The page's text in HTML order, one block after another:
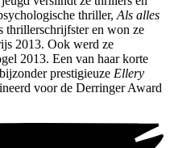
thriller, Als alles
thrillerschrijfster en won ze
2013. Ook werd ze
2013. Een van haar korte
prestigieuze Ellery
voor de Derringer Award